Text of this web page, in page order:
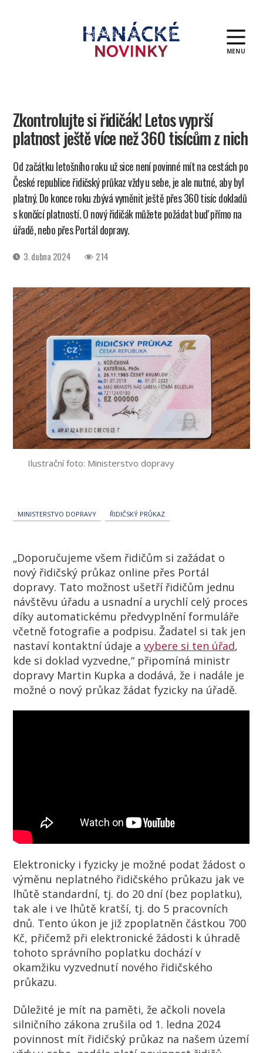
MENU
Zkontrolujte si řidičák! Letos vyprší
platnost ještě více než 360 tisícům z nich
Od začátku letošního roku už sice není povinné mít na cestách po
České republice řidičský průkaz vždy u sebe, je ale nutné, aby byl
platný. Do konce roku zbývá vyměnit ještě přes 360 tisíc dokladů
s končící platností. O nový řidičák můžete požádat buď přímo na
úřadě, nebo přes Portál dopravy.
Datum3. dubna 2024 214
Ilustrační foto: Ministerstvo dopravy
MINISTERSTVO DOPRAVY ŘIDIČSKÝ PRŮKAZ
„Doporučujeme všem řidičům si zažádat o
nový řidičský průkaz online přes Portál
dopravy. Tato možnost ušetří řidičům jednu
návštěvu úřadu a usnadní a urychlí celý proces
díky automatickému předvyplnění formuláře
včetně fotografie a podpisu. Žadatel si tak jen
nastaví kontaktní údaje avybere si ten úřad,
kde si doklad vyzvedne,“ připomíná ministr
dopravy Martin Kupka a dodává, že i nadále je
možné o nový průkaz žádat fyzicky na úřadě.
Elektronicky i fyzicky je možné podat žádost o
výměnu neplatného řidičského průkazu jak ve
lhůtě standardní, tj. do 20 dní (bez poplatku),
tak ale i ve lhůtě kratší, tj. do 5 pracovních
dnů. Tento úkon je již zpoplatněn částkou 700
Kč, přičemž při elektronické žádosti k úhradě
tohoto správního poplatku dochází v
okamžiku vyzvednutí nového řidičského
průkazu.
Důležité je mít na paměti, že ačkoli novela
silničního zákona zrušila od 1. ledna 2024
povinnost mít řidičský průkaz na našem území